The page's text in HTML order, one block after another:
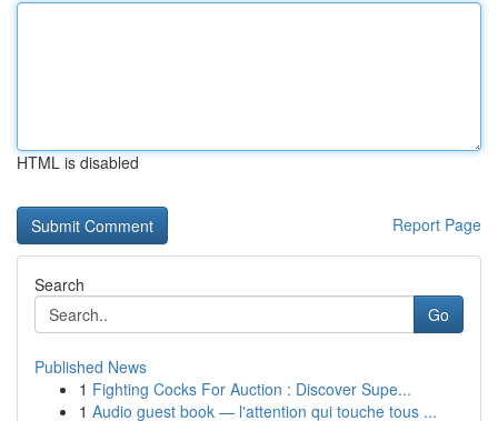
HTML is disabled
Report Page
Search
Go
Published News
1 Fighting Cocks For Auction : Discover Supe...
1 Audio guest book — l'attention qui touche tous ...